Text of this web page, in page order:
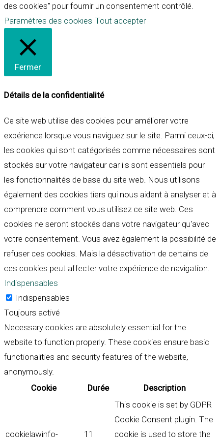
des cookies" pour fournir un consentement contrôlé.
Paramètres des cookies Tout accepter
Fermer
Détails de la confidentialité
Ce site web utilise des cookies pour améliorer votre
expérience lorsque vous naviguez sur le site. Parmi ceux-ci,
les cookies qui sont catégorisés comme nécessaires sont
stockés sur votre navigateur car ils sont essentiels pour
les fonctionnalités de base du site web. Nous utilisons
également des cookies tiers qui nous aident à analyser et à
comprendre comment vous utilisez ce site web. Ces
cookies ne seront stockés dans votre navigateur qu'avec
votre consentement. Vous avez également la possibilité de
refuser ces cookies. Mais la désactivation de certains de
ces cookies peut affecter votre expérience de navigation.
Indispensables
Indispensables
Toujours activé
Necessary cookies are absolutely essential for the
website to function properly. These cookies ensure basic
functionalities and security features of the website,
anonymously.
Cookie
Durée Description
cookielawinfo- 11
This cookie is set by GDPR
Cookie Consent plugin. The
cookie is used to store the